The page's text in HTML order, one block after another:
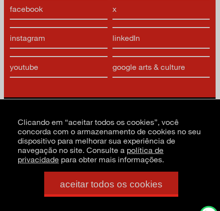
facebook x
instagram linkedIn
youtube google arts & culture
CNPJ: 62.520.218/0001-24
Razão social: Museu de Arte Moderna de São Paulo
EN ES
Clicando em “aceitar todos os cookies”, você
concorda com o armazenamento de cookies no seu
dispositivo para melhorar sua experiência de
navegação no site. Consulte a política de
privacidade para obter mais informações.
aceitar todos os cookies